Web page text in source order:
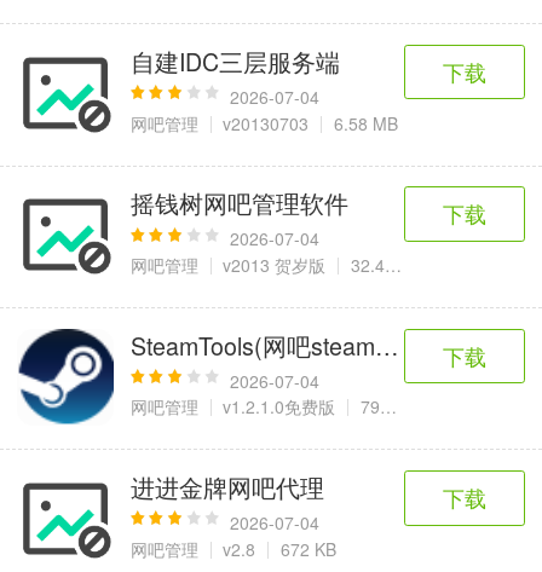
自建IDC三层服务端
2026-07-04
网吧管理
v20130703 6.58 MB
下载
摇钱树网吧管理软件
2026-07-04
网吧管理
v2013 贺岁版 32.4 MB
下载
SteamTools(网吧steam自动更新软件)
2026-07-04
网吧管理
v1.2.1.0免费版 790 KB
下载
进进金牌网吧代理
2026-07-04
网吧管理
v2.8 672 KB
下载